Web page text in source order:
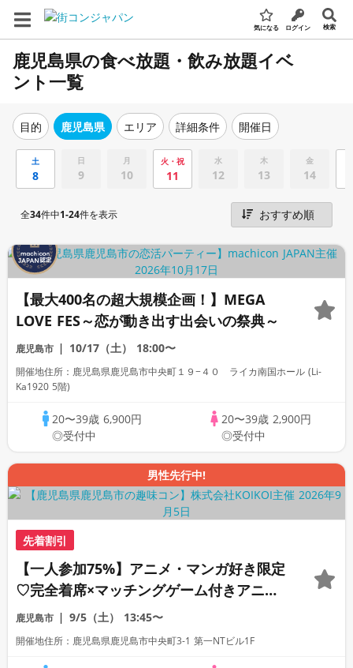
気になる ログイン 検索
鹿児島県の食べ放題・飲み放題イベ
ント一覧
目的 鹿児島県 エリア 詳細条件 開催日
土
8
日
9
月
10
火・祝
11
水
12
木
13
金
14
全34件中1-24件を表示
【最大400名の超大規模企画！】MEGA
LOVE FES～恋が動き出す出会いの祭典～
鹿児島市 10/17（土） 18:00〜
開催地住所：鹿児島県鹿児島市中央町１９−４０ ライカ南国ホール (Li-
Ka1920 5階)
20〜39歳 6,900円
◎受付中
20〜39歳 2,900円
◎受付中
男性先行中!
先着割引
【一人参加75%】アニメ・マンガ好き限定
♡完全着席×マッチングゲーム付きアニメ
コン
鹿児島市 9/5（土） 13:45〜
開催地住所：鹿児島県鹿児島市中央町3-1 第一NTビル1F